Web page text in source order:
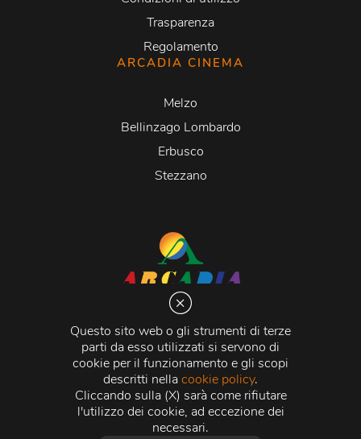
Questo sito web o gli strumenti di terze
parti da esso utilizzati si servono di
cookie per il funzionamento e gli scopi
descritti nellacookie policy.
Cliccando sulla (X) sarà come rifiutare
l'utilizzo dei cookie, ad eccezione dei
necessari.
Trasparenza
Regolamento
ARCADIA CINEMA
Melzo
Bellinzago Lombardo
Erbusco
Stezzano
Via Martiri della Libertà 20066 Melzo (MI)
C.C.I.A.A. - R.E.A di Milano n. 1427910
Registro delle Imprese di Milano n. 338392 -
Fiscale e Partita Iva11015840157 | Capitale Sociale
500.000,00 i.v.
Credits:Crea Informatica S.r.l. 2026 © Tutti i diritti
riservati.